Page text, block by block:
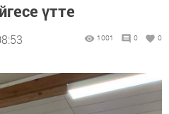
үтте
1001 0 0